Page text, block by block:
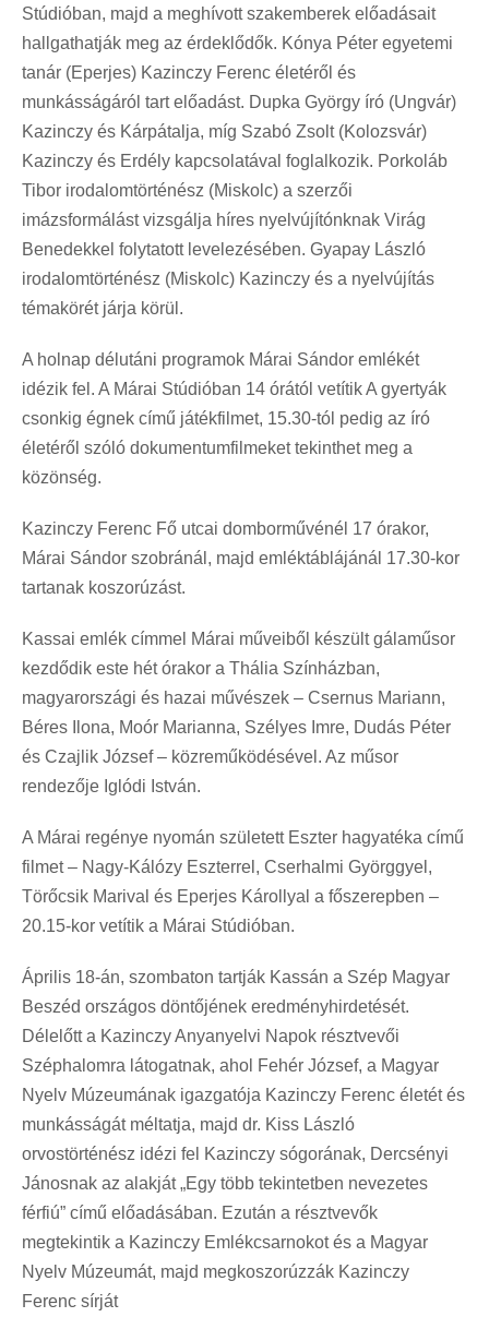
Stúdióban, majd a meghívott szakemberek előadásait
hallgathatják meg az érdeklődők. Kónya Péter egyetemi
tanár (Eperjes) Kazinczy Ferenc életéről és
munkásságáról tart előadást. Dupka György író (Ungvár)
Kazinczy és Kárpátalja, míg Szabó Zsolt (Kolozsvár)
Kazinczy és Erdély kapcsolatával foglalkozik. Porkoláb
Tibor irodalomtörténész (Miskolc) a szerzői
imázsformálást vizsgálja híres nyelvújítónknak Virág
Benedekkel folytatott levelezésében. Gyapay László
irodalomtörténész (Miskolc) Kazinczy és a nyelvújítás
témakörét járja körül.
A holnap délutáni programok Márai Sándor emlékét
idézik fel. A Márai Stúdióban 14 órától vetítik A gyertyák
csonkig égnek című játékfilmet, 15.30-tól pedig az író
életéről szóló dokumentumfilmeket tekinthet meg a
közönség.
Kazinczy Ferenc Fő utcai domborművénél 17 órakor,
Márai Sándor szobránál, majd emléktáblájánál 17.30-kor
tartanak koszorúzást.
Kassai emlék címmel Márai műveiből készült gálaműsor
kezdődik este hét órakor a Thália Színházban,
magyarországi és hazai művészek – Csernus Mariann,
Béres Ilona, Moór Marianna, Szélyes Imre, Dudás Péter
és Czajlik József – közreműködésével. Az műsor
rendezője Iglódi István.
A Márai regénye nyomán született Eszter hagyatéka című
filmet – Nagy-Kálózy Eszterrel, Cserhalmi Györggyel,
Törőcsik Marival és Eperjes Károllyal a főszerepben –
20.15-kor vetítik a Márai Stúdióban.
Április 18-án, szombaton tartják Kassán a Szép Magyar
Beszéd országos döntőjének eredményhirdetését.
Délelőtt a Kazinczy Anyanyelvi Napok résztvevői
Széphalomra látogatnak, ahol Fehér József, a Magyar
Nyelv Múzeumának igazgatója Kazinczy Ferenc életét és
munkásságát méltatja, majd dr. Kiss László
orvostörténész idézi fel Kazinczy sógorának, Dercsényi
Jánosnak az alakját „Egy több tekintetben nevezetes
férfiú” című előadásában. Ezután a résztvevők
megtekintik a Kazinczy Emlékcsarnokot és a Magyar
Nyelv Múzeumát, majd megkoszorúzzák Kazinczy
Ferenc sírját